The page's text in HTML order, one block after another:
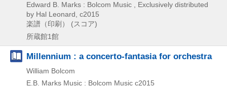
Edward B. Marks : Bolcom Music , Exclusively distributed
by Hal Leonard, c2015
楽譜（印刷） (スコア)
所蔵館1館
Millennium : a concerto-fantasia for orchestra
William Bolcom
E.B. Marks Music : Bolcom Music c2015